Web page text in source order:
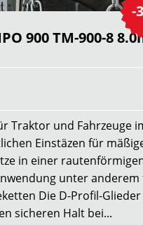
-
900 TM-900-8
Traktor und Fahrzeuge
Einstäzen für
in einer
unter anderem
Die D-Profil-Glieder
sicheren Halt bei...